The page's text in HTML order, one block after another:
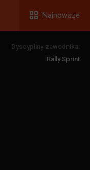
Najnowsze
Dyscypliny zawodnika:
Rally Sprint